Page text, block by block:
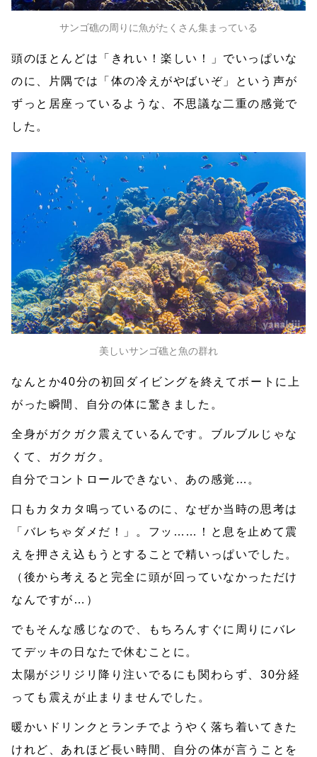
サンゴ礁の周りに魚がたくさん集まっている
頭のほとんどは「きれい！楽しい！」でいっぱいな
のに、片隅では「体の冷えがやばいぞ」という声が
ずっと居座っているような、不思議な二重の感覚で
した。
美しいサンゴ礁と魚の群れ
なんとか40分の初回ダイビングを終えてボートに上
がった瞬間、自分の体に驚きました。
全身がガクガク震えているんです。ブルブルじゃな
くて、ガクガク。
自分でコントロールできない、あの感覚…。
口もカタカタ鳴っているのに、なぜか当時の思考は
「バレちゃダメだ！」。フッ……！と息を止めて震
えを押さえ込もうとすることで精いっぱいでした。
（後から考えると完全に頭が回っていなかっただけ
なんですが…）
でもそんな感じなので、もちろんすぐに周りにバレ
てデッキの日なたで休むことに。
太陽がジリジリ降り注いでるにも関わらず、30分経
っても震えが止まりませんでした。
暖かいドリンクとランチでようやく落ち着いてきた
けれど、あれほど長い時間、自分の体が言うことを